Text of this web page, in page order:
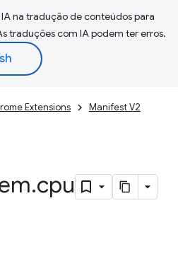
na tradução de conteúdos para
traduções com IA podem ter erros.
Extensions
Manifest V2
.cpu